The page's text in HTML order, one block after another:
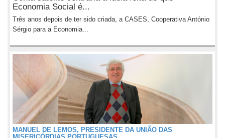
Economia Social é...
Três anos depois de ter sido criada, a CASES, Cooperativa António
Sérgio para a Economia...
MANUEL DE LEMOS, PRESIDENTE DA UNIÃO DAS